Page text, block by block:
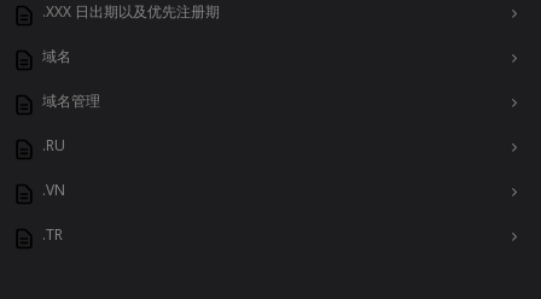
.XXX 日出期以及优先注册期
域名
域名管理
.RU
.VN
.TR